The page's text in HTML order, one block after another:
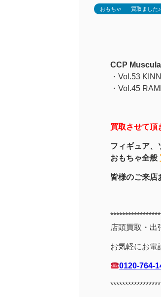
おもちゃ 買取ました♪
CCP
・Vol.53
・Vol.45
買取させて頂
フィギュア、
おもちゃ全般
皆様のご来店
店頭買取・出
お気軽にお
0120-764-